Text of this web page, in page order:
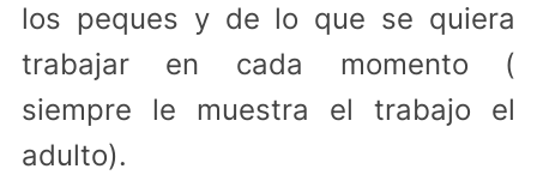
los peques y de lo que se quiera
trabajar en cada momento (
siempre le muestra el trabajo el
adulto).